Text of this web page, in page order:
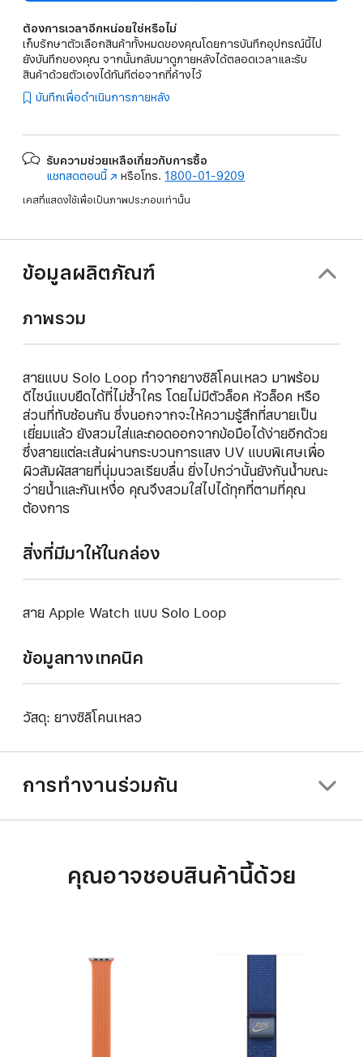
ต้องการเวลาอีกหน่อยใช่หรือไม่
เก็บรักษาตัวเลือกสินค้าทั้งหมดของคุณโดยการบันทึกอุปกรณ์นี้ไป
ยังบันทึกของคุณ จากนั้นกลับมาดูภายหลังได้ตลอดเวลาและรับ
สินค้าด้วยตัวเองได้ทันทีต่อจากที่ค้างไว้
บันทึกเพื่อดำเนินการภายหลัง
รับความช่วยเหลือเกี่ยวกับการซื้อ
แชทสดตอนนี้(เปิด
หน้าต่าง
หรือโทร. 1800-01-9209
เคสที่แสดงใช้เพื่อเป็นภาพประกอบเท่านั้น
ข้อมูลผลิตภัณฑ์
ภาพรวม
สายแบบ Solo Loop ทำจากยางซิลิโคนเหลว มาพร้อม
ดีไซน์แบบยืดได้ที่ไม่ซ้ำใคร โดยไม่มีตัวล็อค หัวล็อค หรือ
ส่วนที่ทับซ้อนกัน ซึ่งนอกจากจะให้ความรู้สึกที่สบายเป็น
เยี่ยมแล้ว ยังสวมใส่และถอดออกจากข้อมือได้ง่ายอีกด้วย
ซึ่งสายแต่ละเส้นผ่านกระบวนการแสง UV แบบพิเศษเพื่อ
ผิวสัมผัสสายที่นุ่มนวลเรียบลื่น ยิ่งไปกว่านั้นยังกันน้ำขณะ
ว่ายน้ำและกันเหงื่อ คุณจึงสวมใส่ไปได้ทุกที่ตามที่คุณ
ต้องการ
สิ่งที่มีมาให้ในกล่อง
สาย Apple Watch แบบ Solo Loop
ข้อมูลทางเทคนิค
วัสดุ: ยางซิลิโคนเหลว
การทำงานร่วมกัน
คุณอาจชอบสินค้านี้ด้วย